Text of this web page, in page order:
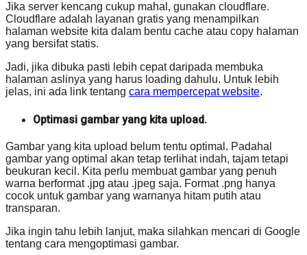
Jika server kencang cukup mahal, gunakan cloudflare.
Cloudflare adalah layanan gratis yang menampilkan
halaman website kita dalam bentu cache atau copy halaman
yang bersifat statis.
Jadi, jika dibuka pasti lebih cepat daripada membuka
halaman aslinya yang harus loading dahulu. Untuk lebih
jelas, ini ada link tentang cara mempercepat website.
Optimasi gambar yang kita upload.
Gambar yang kita upload belum tentu optimal. Padahal
gambar yang optimal akan tetap terlihat indah, tajam tetapi
beukuran kecil. Kita perlu membuat gambar yang penuh
warna berformat .jpg atau .jpeg saja. Format .png hanya
cocok untuk gambar yang warnanya hitam putih atau
transparan.
Jika ingin tahu lebih lanjut, maka silahkan mencari di Google
tentang cara mengoptimasi gambar.